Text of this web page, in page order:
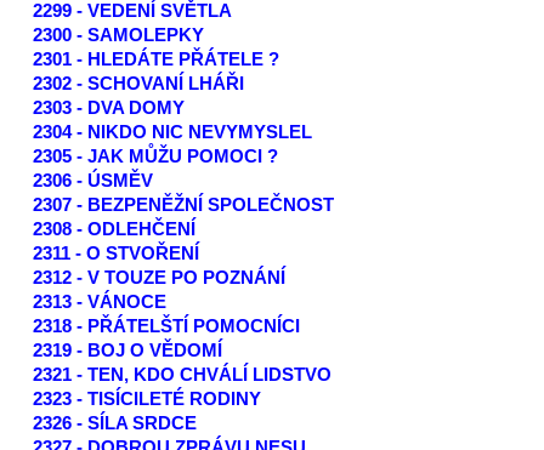
2299 - VEDENÍ SVĚTLA
2300 - SAMOLEPKY
2301 - HLEDÁTE PŘÁTELE ?
2302 - SCHOVANÍ LHÁŘI
2303 - DVA DOMY
2304 - NIKDO NIC NEVYMYSLEL
2305 - JAK MŮŽU POMOCI ?
2306 - ÚSMĚV
2307 - BEZPENĚŽNÍ SPOLEČNOST
2308 - ODLEHČENÍ
2311 - O STVOŘENÍ
2312 - V TOUZE PO POZNÁNÍ
2313 - VÁNOCE
2318 - PŘÁTELŠTÍ POMOCNÍCI
2319 - BOJ O VĚDOMÍ
2321 - TEN, KDO CHVÁLÍ LIDSTVO
2323 - TISÍCILETÉ RODINY
2326 - SÍLA SRDCE